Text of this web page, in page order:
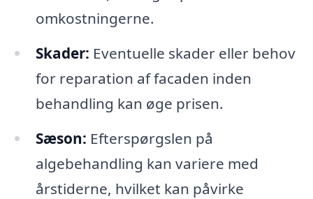
omkostningerne.
Skader: Eventuelle skader eller behov
for reparation af facaden inden
behandling kan øge prisen.
Sæson: Efterspørgslen på
algebehandling kan variere med
årstiderne, hvilket kan påvirke